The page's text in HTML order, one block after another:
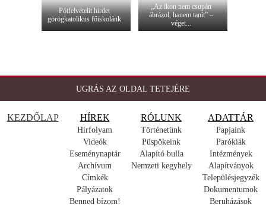
Pótfelvételit hirdet
görögkatolikus főiskolánk
„Az ikon nem csupán
ábrázol, hanem tanít” –
véget...
UGRÁS AZ OLDAL TETEJÉRE
KEZDŐLAP HÍREK
Hírfolyam
Videók
Eseménynaptár
Archívum
Címkék
Pályázatok
Benned bízom!
RÓLUNK
Történetünk
Püspökeink
Alapító bulla
Nemzeti kegyhely
ADATTÁR
Papjaink
Parókiák
Intézmények
Alapítványok
Településjegyzék
Dokumentumok
Beruházások